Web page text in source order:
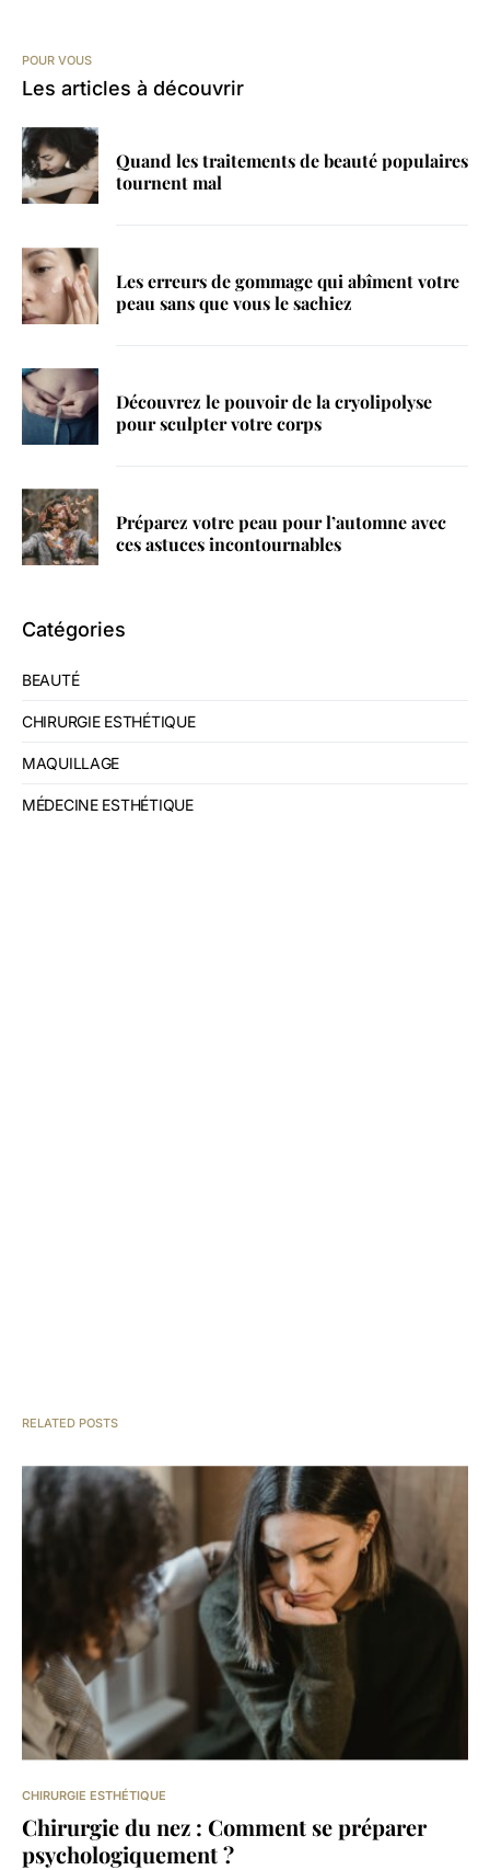
POUR VOUS
Les articles à découvrir
Quand les traitements de beauté populaires
tournent mal
Les erreurs de gommage qui abîment votre
peau sans que vous le sachiez
Découvrez le pouvoir de la cryolipolyse
pour sculpter votre corps
Préparez votre peau pour l’automne avec
ces astuces incontournables
Catégories
BEAUTÉ
CHIRURGIE ESTHÉTIQUE
MAQUILLAGE
MÉDECINE ESTHÉTIQUE
RELATED POSTS
CHIRURGIE ESTHÉTIQUE
Chirurgie du nez : Comment se préparer
psychologiquement ?